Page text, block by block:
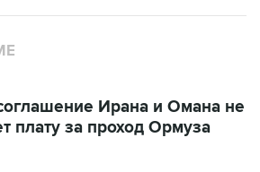
Ирана и Омана не
плату за проход Ормуза